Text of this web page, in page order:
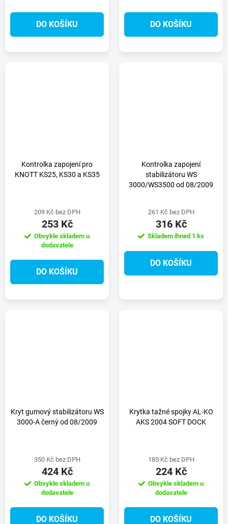
DO KOŠÍKU DO KOŠÍKU
Kontrolka zapojení pro
KNOTT KS25, KS30 a KS35
209 Kč bez DPH
253 Kč
Obvykle skladem u
dodavatele
DO KOŠÍKU
Kontrolka zapojení
stabilizátoru WS
3000/WS3500 od 08/2009
261 Kč bez DPH
316 Kč
Skladem ihned 1 ks
DO KOŠÍKU
Kryt gumový stabilizátoru WS
3000-A černý od 08/2009
350 Kč bez DPH
424 Kč
Obvykle skladem u
dodavatele
DO KOŠÍKU
Krytka tažné spojky AL-KO
AKS 2004 SOFT DOCK
185 Kč bez DPH
224 Kč
Obvykle skladem u
dodavatele
DO KOŠÍKU